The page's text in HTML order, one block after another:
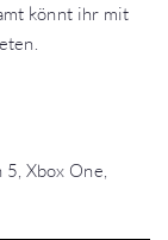
könnt ihr mit
Xbox One,